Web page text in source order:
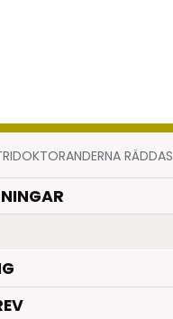
RÄDDAS
.